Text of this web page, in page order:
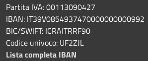
Partita IVA: 00113090427
IBAN: IT39V0854937470000000000992
BIC/SWIFT: ICRAITRRF90
Codice univoco: UF2ZJL
Lista completa IBAN